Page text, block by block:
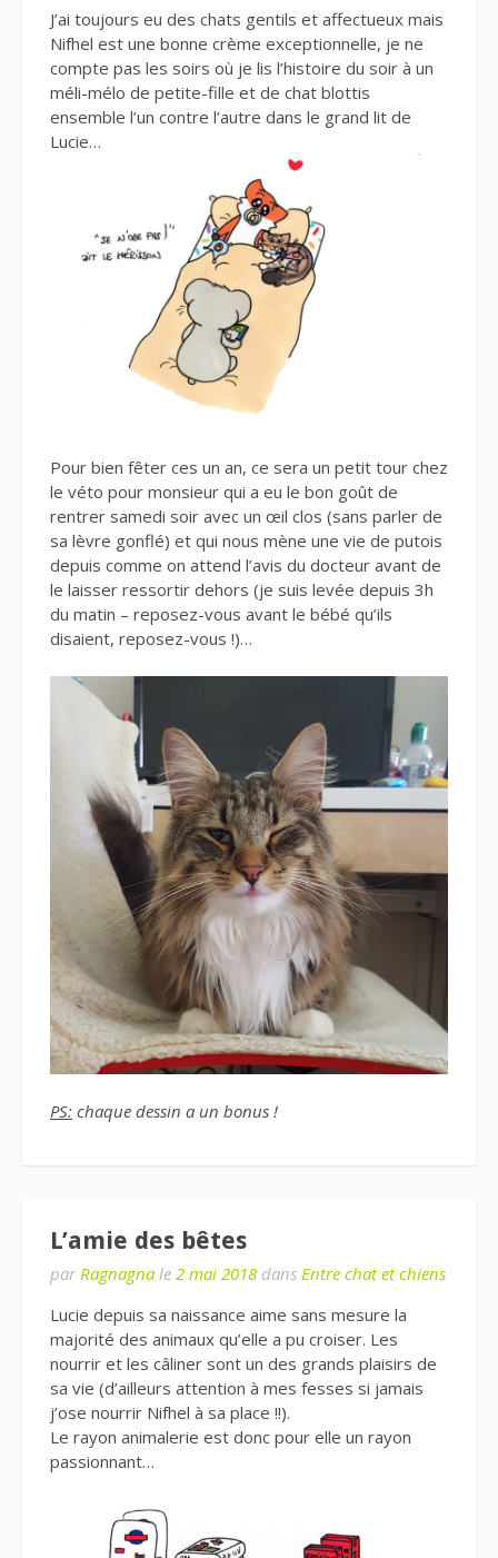
J’ai toujours eu des chats gentils et affectueux mais
Nifhel est une bonne crème exceptionnelle, je ne
compte pas les soirs où je lis l’histoire du soir à un
méli-mélo de petite-fille et de chat blottis
ensemble l’un contre l’autre dans le grand lit de
Lucie…
Pour bien fêter ces un an, ce sera un petit tour chez
le véto pour monsieur qui a eu le bon goût de
rentrer samedi soir avec un œil clos (sans parler de
sa lèvre gonflé) et qui nous mène une vie de putois
depuis comme on attend l’avis du docteur avant de
le laisser ressortir dehors (je suis levée depuis 3h
du matin – reposez-vous avant le bébé qu’ils
disaient, reposez-vous !)…
PS: chaque dessin a un bonus !
L’amie des bêtes
par Ragnagna le 2 mai 2018 dans Entre chat et chiens
Lucie depuis sa naissance aime sans mesure la
majorité des animaux qu’elle a pu croiser. Les
nourrir et les câliner sont un des grands plaisirs de
sa vie (d’ailleurs attention à mes fesses si jamais
j’ose nourrir Nifhel à sa place !!).
Le rayon animalerie est donc pour elle un rayon
passionnant…